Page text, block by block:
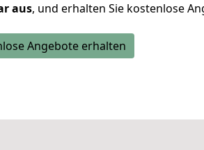
aus, und erhalten Sie kostenlose
Angebote erhalten